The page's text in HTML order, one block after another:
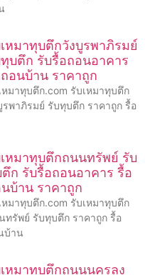
หมาทุบตึกวังบูรพาภิรมย์
บตึก รับรื้อถอนอาคาร
อนบ้าน ราคาถูก
หมาทุบตึก.com รับเหมาทุบตึก
รพาภิรมย์ รับทุบตึก ราคาถูก รื้อ
หมาทุบตึกถนนทรัพย์ รับ
ก รับรื้อถอนอาคาร รื้อ
บ้าน ราคาถูก
หมาทุบตึก.com รับเหมาทุบตึก
ทรัพย์ รับทุบตึก ราคาถูก รื้อ
บ้าน
หมาทุบตึกถนนนครลุง